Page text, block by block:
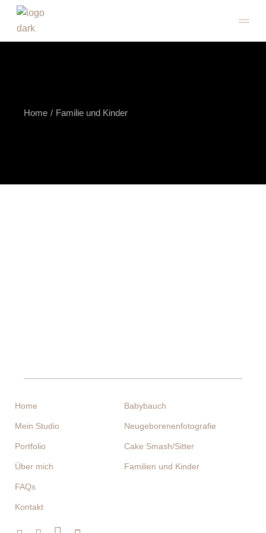
Skip
content
Home Familie und Kinder
Home
Mein Studio
Portfolio
Über mich
FAQs
Kontakt
Babybauch
Neugeborenenfotografie
Cake Smash/Sitter
Familien und Kinder